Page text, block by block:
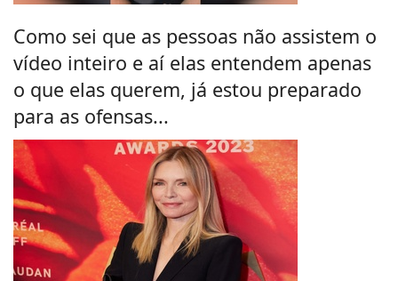
Como sei que as pessoas não assistem o
vídeo inteiro e aí elas entendem apenas
o que elas querem, já estou preparado
para as ofensas...